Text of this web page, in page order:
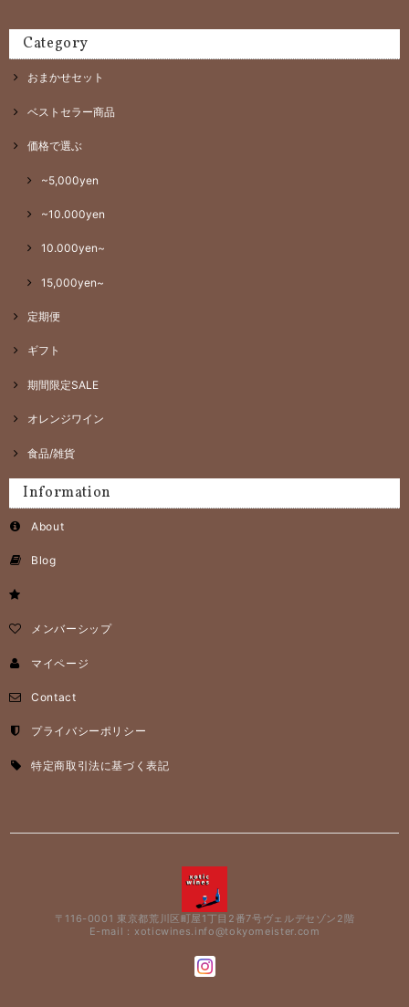
Category
おまかせセット
ベストセラー商品
価格で選ぶ
~5,000yen
~10.000yen
10.000yen~
15,000yen~
定期便
ギフト
期間限定SALE
オレンジワイン
食品/雑貨
Information
About
Blog
メンバーシップ
マイページ
Contact
プライバシーポリシー
特定商取引法に基づく表記
〒116-0001 東京都荒川区町屋1丁目2番7号ヴェルデセゾン2階
E-mail： xoticwines.info@tokyomeister.com